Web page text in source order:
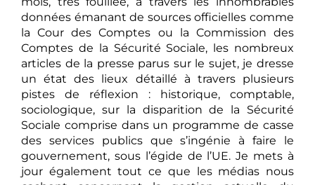
mois, très fouillée, à travers les innombrables
données émanant de sources officielles comme
la Cour des Comptes ou la Commission des
Comptes de la Sécurité Sociale, les nombreux
articles de la presse parus sur le sujet, je dresse
un état des lieux détaillé à travers plusieurs
pistes de réflexion : historique, comptable,
sociologique, sur la disparition de la Sécurité
Sociale comprise dans un programme de casse
des services publics que s’ingénie à faire le
gouvernement, sous l’égide de l’UE. Je mets à
jour également tout ce que les médias nous